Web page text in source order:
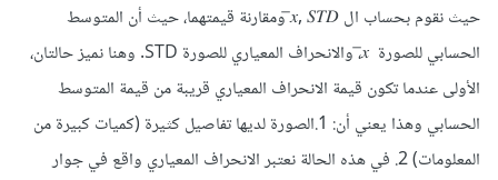
حيث نقوم بحساب ال 𝑥̅, 𝑆𝑇𝐷 ومقارنة قيمتهما، حيث أن المتوسط
الحسابي للصورة 𝑥̅، والانحراف المعياري للصورة STD. وهنا نميز حالتان،
الأولى عندما تكون قيمة الانحراف المعياري قريبة من قيمة المتوسط
الحسابي وهذا يعني أن: 1.الصورة لديها تفاصيل كثيرة (كميات كبيرة من
المعلومات) 2. في هذه الحالة نعتبر الانحراف المعياري واقع في جوار